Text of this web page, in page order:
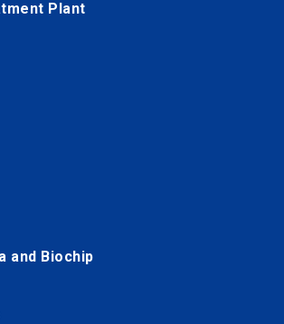
Plant
and Biochip